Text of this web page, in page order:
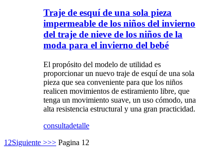
Traje de esquí de una sola pieza
impermeable de los niños del invierno
del traje de nieve de los niños de la
moda para el invierno del bebé
El propósito del modelo de utilidad es
proporcionar un nuevo traje de esquí de una sola
pieza que sea conveniente para que los niños
realicen movimientos de estiramiento libre, que
tenga un movimiento suave, un uso cómodo, una
alta resistencia estructural y una gran practicidad.
consultadetalle
1 2Siguiente >>> Pagina 12